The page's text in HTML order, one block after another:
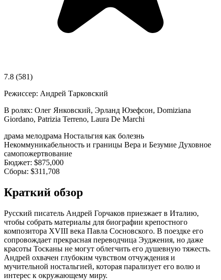
7.8 (581)
Режиссер: Андрей Тарковский
В ролях: Олег Янковский, Эрланд Юзефсон, Domiziana
Giordano, Patrizia Terreno, Laura De Marchi
драма мелодрама Ностальгия как болезнь
Некоммуникабельность и границы Вера и Безумие Духовное
самопожертвование
Бюджет: $875,000
Сборы: $311,708
Краткий обзор
Русский писатель Андрей Горчаков приезжает в Италию,
чтобы собрать материалы для биографии крепостного
композитора XVIII века Павла Сосновского. В поездке его
сопровождает прекрасная переводчица Эуджения, но даже
красоты Тосканы не могут облегчить его душевную тяжесть.
Андрей охвачен глубоким чувством отчуждения и
мучительной ностальгией, которая парализует его волю и
интерес к окружающему миру.